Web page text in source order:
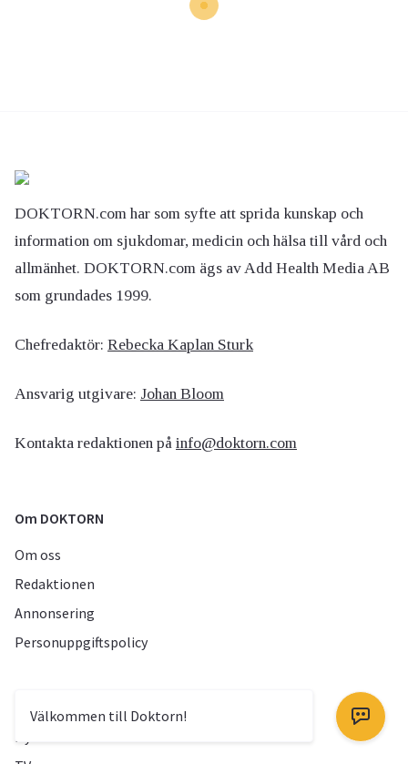
Välkommen till Doktorn!
DOKTORN.com har som syfte att sprida kunskap och
information om sjukdomar, medicin och hälsa till vård och
allmänhet. DOKTORN.com ägs av Add Health Media AB
som grundades 1999.
Chefredaktör: Rebecka Kaplan Sturk
Ansvarig utgivare: Johan Bloom
Kontakta redaktionen på info@doktorn.com
Om DOKTORN
Om oss
Redaktionen
Annonsering
Personuppgiftspolicy
Nyheter